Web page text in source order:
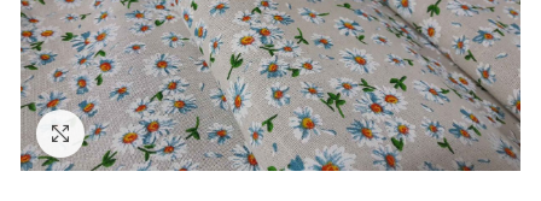
Нажмите, чтобы увеличить